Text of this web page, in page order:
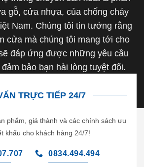
gỗ, cửa nhựa, của chống cháy
Nam. Chúng tôi tin tưởng rằng
cửa mà chúng tôi mang tới cho
đáp ứng được những yêu cầu
bảo bạn hài lòng tuyệt đối.
TRỰC TIẾP 24/7
phẩm, giá thành và các chính sách ưu
khấu cho khách hàng 24/7!
0834.494.494